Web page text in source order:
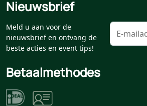
Nieuwsbrief
Meld u aan voor de
nieuwsbrief en ontvang de
beste acties en event tips!
Betaalmethodes